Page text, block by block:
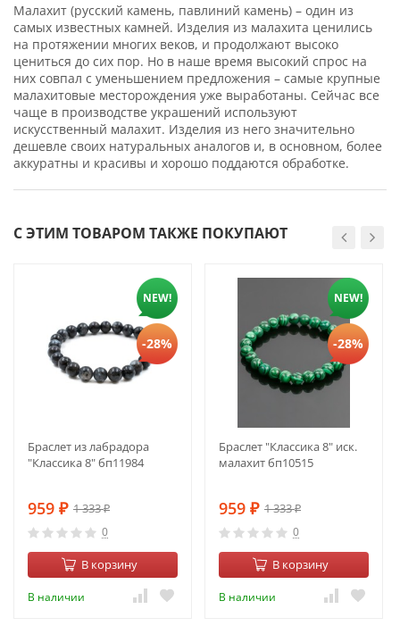
Малахит (русский камень, павлиний камень) – один из
самых известных камней. Изделия из малахита ценились
на протяжении многих веков, и продолжают высоко
цениться до сих пор. Но в наше время высокий спрос на
них совпал с уменьшением предложения – самые крупные
малахитовые месторождения уже выработаны. Сейчас все
чаще в производстве украшений используют
искусственный малахит. Изделия из него значительно
дешевле своих натуральных аналогов и, в основном, более
аккуратны и красивы и хорошо поддаются обработке.
С ЭТИМ ТОВАРОМ ТАКЖЕ ПОКУПАЮТ
NEW!
-28%
Браслет из лабрадора
"Классика 8" бп11984
959 ₽ 1 333₽
0
В корзину
В наличии
NEW!
-28%
Браслет "Классика 8" иск.
малахит бп10515
959 ₽ 1 333₽
0
В корзину
В наличии